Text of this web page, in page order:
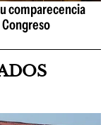
comparecencia